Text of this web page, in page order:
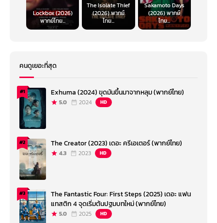
Lockbox (2026)
พากย์ไทย...
The Isolate Thief
(2026) พากย์
ไทย...
Sakamoto Days
(2026) พากย์
ไทย...
คนดูเยอะที่สุด
#1 Exhuma (2024) ขุดมันขึ้นมาจากหลุม (พากย์ไทย)
5.0 2024 HD
#2 The Creator (2023) เดอะ ครีเอเตอร์ (พากย์ไทย)
4.3 2023 HD
#3
The Fantastic Four: First Steps (2025) เดอะ แฟน
แทสติก 4 จุดเริ่มต้นปฐมบทใหม่ (พากย์ไทย)
5.0 2025 HD